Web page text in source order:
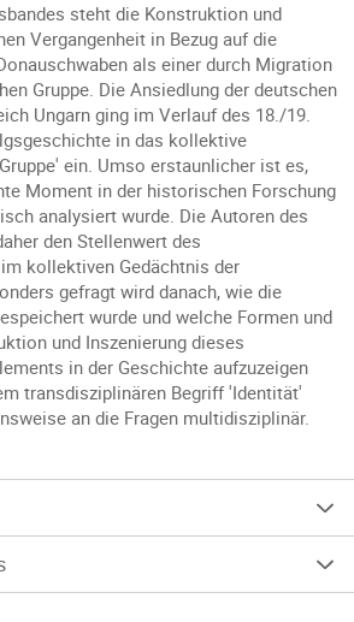
steht die Konstruktion und
Vergangenheit in Bezug auf die
als einer durch Migration
Gruppe. Die Ansiedlung der deutschen
Ungarn ging im Verlauf des 18./19.
in das kollektive
ein. Umso erstaunlicher ist es,
Moment in der historischen Forschung
analysiert wurde. Die Autoren des
den Stellenwert des
kollektiven Gedächtnis der
gefragt wird danach, wie die
wurde und welche Formen und
und Inszenierung dieses
in der Geschichte aufzuzeigen
transdisziplinären Begriff 'Identität'
an die Fragen multidisziplinär.